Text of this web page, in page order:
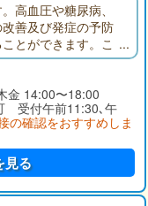
高血圧や糖尿病、
善及び発症の予防
とができます。こ
康をより早い段階
イマリケアの実践
医療に貢献をして
いたします。
金 14:00〜18:00
受付午前11:30､午
の確認をおすすめしま
見る